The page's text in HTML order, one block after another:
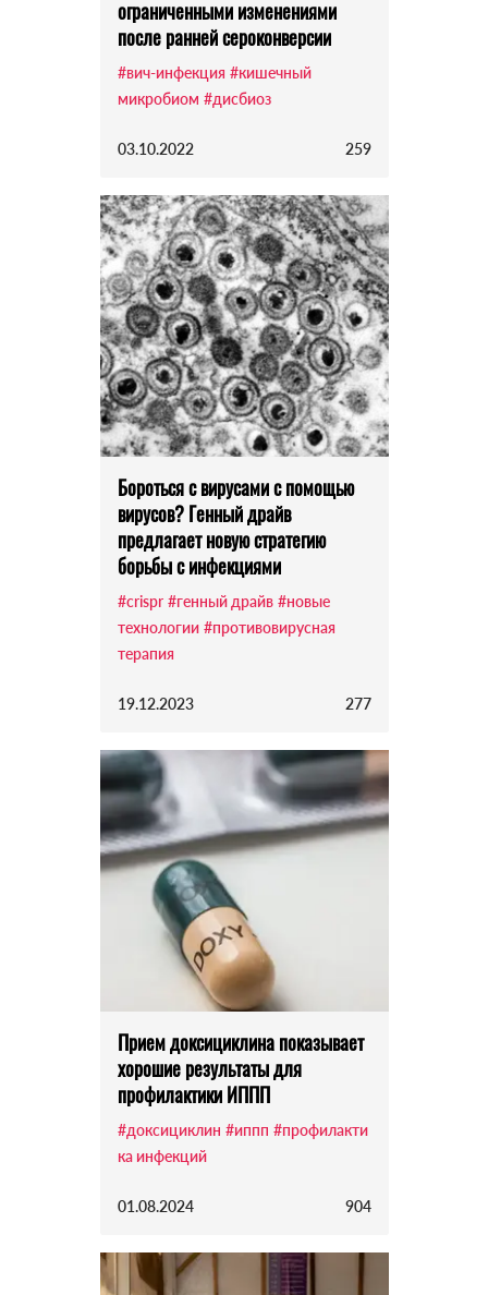
ограниченными изменениями
после ранней сероконверсии
#вич-инфекция #кишечный
микробиом #дисбиоз
03.10.2022 259
Бороться с вирусами с помощью
вирусов? Генный драйв
предлагает новую стратегию
борьбы с инфекциями
#crispr #генный драйв #новые
технологии #противовирусная
терапия
19.12.2023 277
Прием доксициклина показывает
хорошие результаты для
профилактики ИППП
#доксициклин #иппп #профилакти
ка инфекций
01.08.2024 904